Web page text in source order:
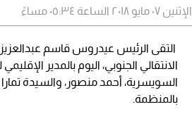
الإثنين ٠٧ مايو ٢٠١٨ الساعة ٠٥:٣٤ مساءً
التقى الرئيس عيدروس قاسم
الانتقالي الجنوبي، اليوم بالمدير
السويسرية، أحمد منصور، والسيدة
بالمنظمة.